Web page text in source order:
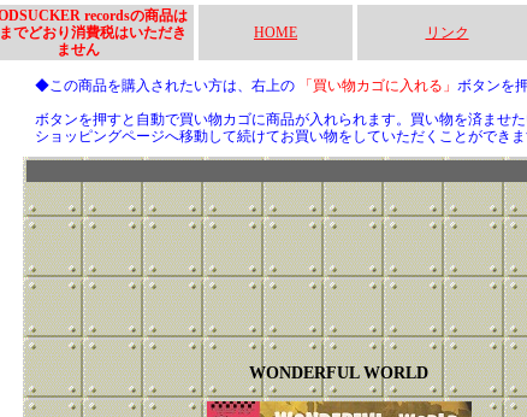
recordsの商品は
でどおり消費税はいただき
ません
HOME リンク
◆この商品を購入されたい方は、右上の 「買い物カゴに入れる」 ボタンを
ボタンを押すと自動で買い物カゴに商品が入れられます。買い物を済ませ
ショッピングページへ移動して続けてお買い物をしていただくことができま
WONDERFUL WORLD